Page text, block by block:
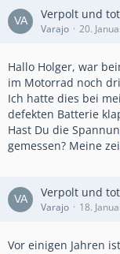
Verpolt und tot
Varajo 20.
Hallo Holger, war
im Motorrad noch
Ich hatte dies bei
defekten Batterie
Hast Du die
gemessen? Meine
Verpolt und tot
Varajo 18.
Vor einigen Jahren